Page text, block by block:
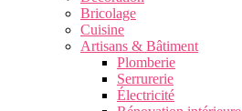
Bricolage
Cuisine
Artisans & Bâtiment
Plomberie
Serrurerie
Électricité